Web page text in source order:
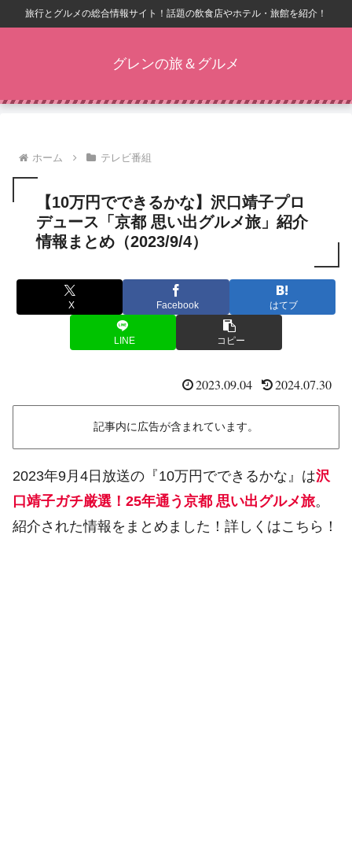
旅行とグルメの総合情報サイト！話題の飲食店やホテル・旅館を紹介！
グレンの旅＆グルメ
ホーム テレビ番組
【10万円でできるかな】沢口靖子プロ
デュース「京都 思い出グルメ旅」紹介
情報まとめ（2023/9/4）
X Facebook はてブ
LINE コピー
2023.09.04 2024.07.30
記事内に広告が含まれています。
2023年9月4日放送の『10万円でできるかな』は沢
口靖子ガチ厳選！25年通う京都 思い出グルメ旅。
紹介された情報をまとめました！詳しくはこちら！